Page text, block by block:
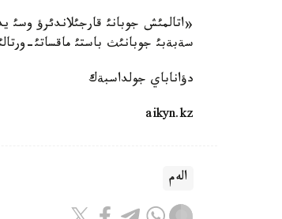
«اتالمئش جوبانئ قارجئلاندئرؤ وسئ
سةبةبئ جوبانئث باستئ ماقساتئ-
دؤاناباي جولداسبةك
aikyn.kz
الەم